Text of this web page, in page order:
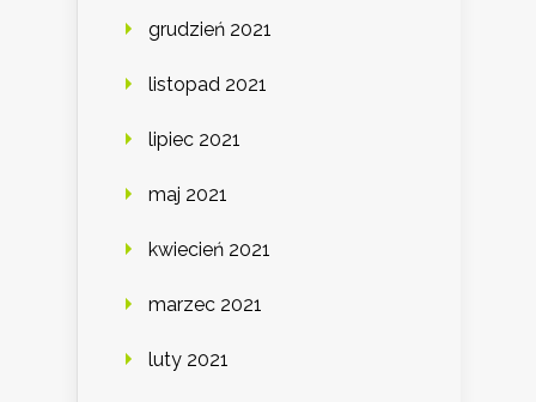
grudzień 2021
listopad 2021
lipiec 2021
maj 2021
kwiecień 2021
marzec 2021
luty 2021